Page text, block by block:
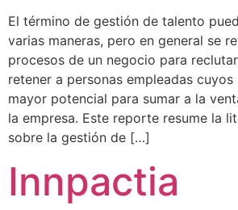
El término de gestión de talento
varias maneras, pero en general se
procesos de un negocio para
retener a personas empleadas cuyos
mayor potencial para sumar a la
la empresa. Este reporte resume la
sobre la gestión de […]
Innpactia